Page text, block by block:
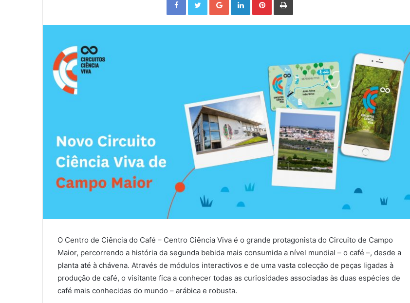
O Centro de Ciência do Café – Centro Ciência Viva é o grande protagonista do Circuito de Campo
Maior, percorrendo a história da segunda bebida mais consumida a nível mundial – o café –, desde a
planta até à chávena. Através de módulos interactivos e de uma vasta colecção de peças ligadas à
produção de café, o visitante fica a conhecer todas as curiosidades associadas às duas espécies de
café mais conhecidas do mundo – arábica e robusta.